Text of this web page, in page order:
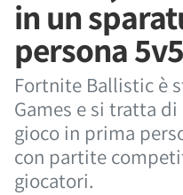
in un
persona
Fortnite Ballistic è
Games e si tratta
gioco in prima
con partite
giocatori.